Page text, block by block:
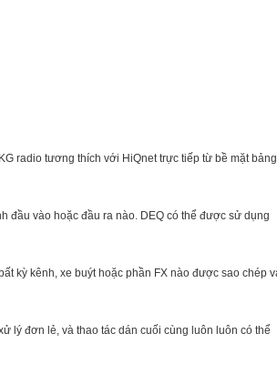
radio tương thích với HiQnet trực tiếp từ bề mặt bảng
đầu vào hoặc đầu ra nào. DEQ có thể được sử dụng
kỳ kênh, xe buýt hoặc phần FX nào được sao chép
lý đơn lẻ, và thao tác dán cuối cùng luôn luôn có thể